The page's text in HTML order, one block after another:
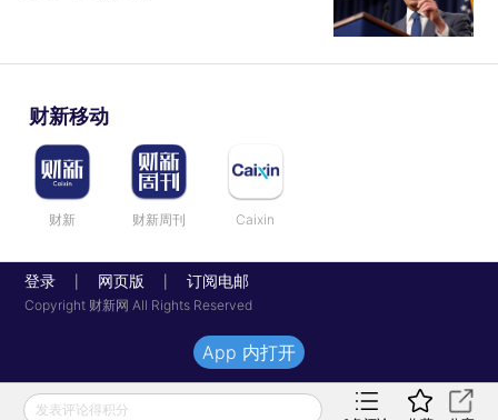
财新移动
财新 财新周刊 Caixin
登录 网页版 订阅电邮
Copyright 财新网 All Rights Reserved
发表评论得积分
App 内打开